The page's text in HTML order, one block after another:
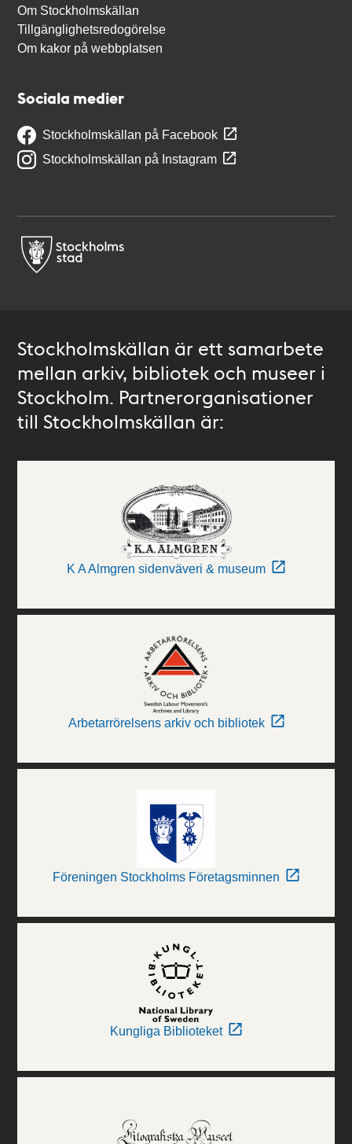
Om Stockholmskällan
Tillgänglighetsredogörelse
Om kakor på webbplatsen
Sociala medier
Stockholmskällan på Facebook
Stockholmskällan på Instagram
Stockholmskällan är ett samarbete
mellan arkiv, bibliotek och museer i
Stockholm. Partnerorganisationer
till Stockholmskällan är:
K A Almgren sidenväveri & museum
Arbetarrörelsens arkiv och bibliotek
Föreningen Stockholms Företagsminnen
Kungliga Biblioteket